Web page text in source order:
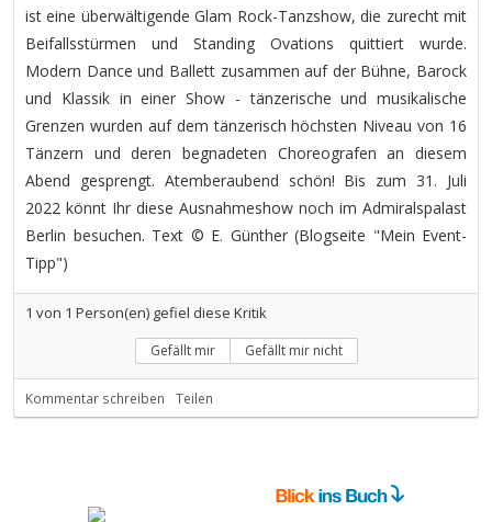
ist eine überwältigende Glam Rock-Tanzshow, die zurecht mit
Beifallsstürmen und Standing Ovations quittiert wurde.
Modern Dance und Ballett zusammen auf der Bühne, Barock
und Klassik in einer Show - tänzerische und musikalische
Grenzen wurden auf dem tänzerisch höchsten Niveau von 16
Tänzern und deren begnadeten Choreografen an diesem
Abend gesprengt. Atemberaubend schön! Bis zum 31. Juli
2022 könnt Ihr diese Ausnahmeshow noch im Admiralspalast
Berlin besuchen. Text © E. Günther (Blogseite "Mein Event-
Tipp")
1 von 1 Person(en) gefiel diese Kritik
Gefällt mir Gefällt mir nicht
Kommentar schreiben Teilen